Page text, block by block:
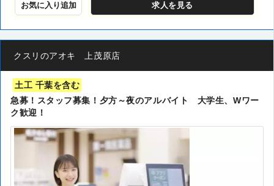
お気に入り追加 求人を見る
クスリのアオキ 上茂原店
土工 千葉を含む
急募！スタッフ募集！夕方～夜のアルバイト 大学生、Wワー
ク歓迎！